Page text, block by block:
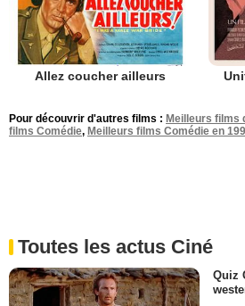
Allez coucher ailleurs
Pour découvrir d'autres films : Meilleurs films
films Comédie, Meilleurs films Comédie en
Toutes les actus Ciné
Quiz